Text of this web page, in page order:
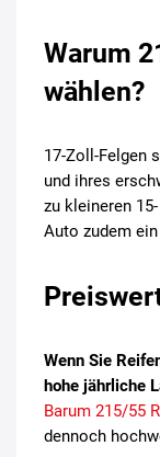
Warum
wählen?
17-Zoll-Felgen
und ihres
zu kleineren
Auto zudem
Wenn Sie
hohe jährliche
Barum 215/55
dennoch